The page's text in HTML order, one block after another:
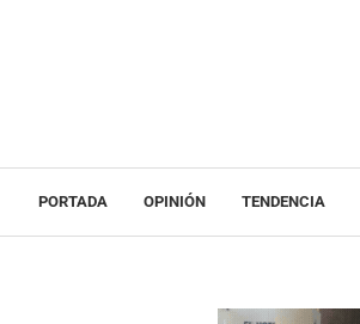
PORTADA OPINIÓN TENDENCIA